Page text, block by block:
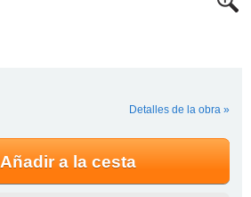
Detalles de la obra »
Añadir a la cesta